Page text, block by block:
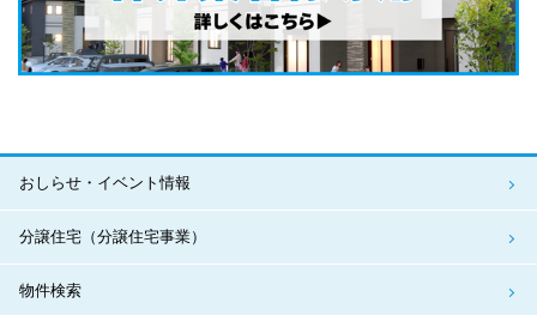
おしらせ・イベント情報
分譲住宅（分譲住宅事業）
物件検索